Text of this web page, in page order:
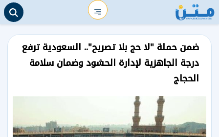
ضمن حملة "لا حج بلا تصريح".. السعودية ترفع
درجة الجاهزية لإدارة الحشود وضمان سلامة
الحجاج